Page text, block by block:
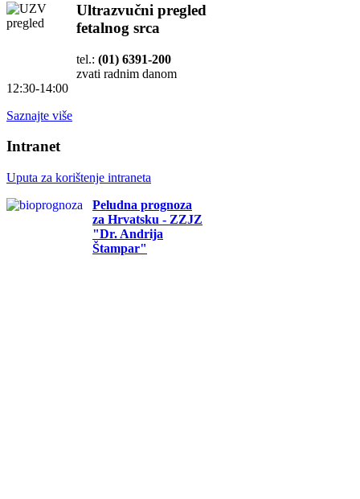
Ultrazvučni pregled
fetalnog srca
tel.: (01) 6391-200
zvati radnim danom
12:30-14:00
Saznajte više
Intranet
Uputa za korištenje intraneta
Peludna prognoza
za Hrvatsku - ZZJZ
"Dr. Andrija
Štampar"